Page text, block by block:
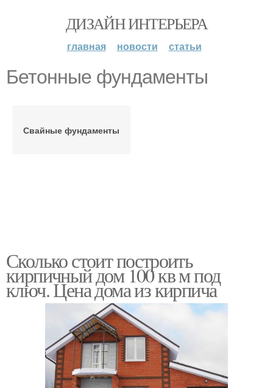
ДИЗАЙН ИНТЕРЬЕРА
главная новости статьи
Бетонные фундаменты
Свайные фундаменты
Сколько стоит построить
кирпичный дом 100 кв м под
ключ. Цена дома из кирпича